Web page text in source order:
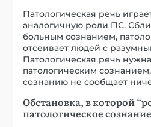
Патологическая речь
аналогичную роли ПС.
больным сознанием,
отсеивает людей с
Патологическая речь
патологическим
сознанию не сообщает
Обстановка, в которой
патологическое сознание